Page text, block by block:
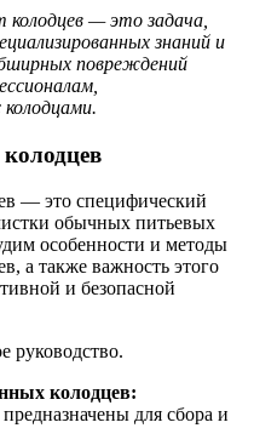
— это задача,
знаний и
повреждений
— это специфический
обычных питьевых
особенности и методы
а также важность этого
и безопасной
колодцев:
для сбора и